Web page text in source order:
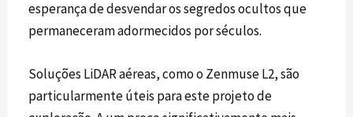
esperança de desvendar os segredos ocultos que
permaneceram adormecidos por séculos.
Soluções LiDARaéreas, como oZenmuse L2, são
particularmente úteis para este projeto de